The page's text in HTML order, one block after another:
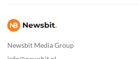
Newsbit Media Group